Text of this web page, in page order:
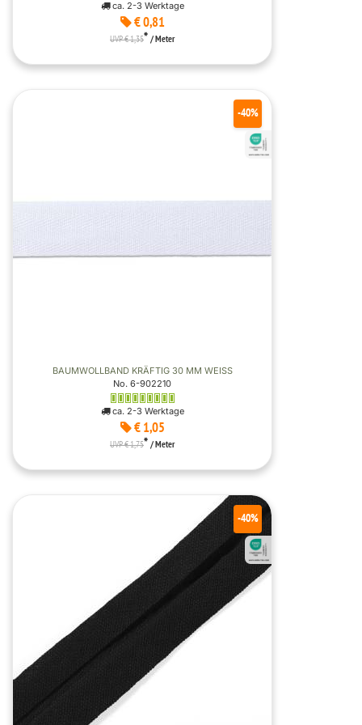
ca. 2-3 Werktage
€ 0,81
UVP € 1,35* / Meter
BAUMWOLLBAND KRÄFTIG 30 MM WEISS
No. 6-902210
ca. 2-3 Werktage
€ 1,05
-40%
UVP € 1,75* / Meter
-40%